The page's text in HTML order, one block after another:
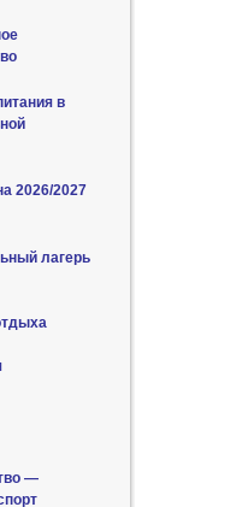
в
2026/2027
лагерь
—